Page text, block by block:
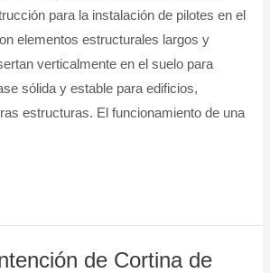
para la instalación de pilotes en el
elementos estructurales largos y
verticalmente en el suelo para
sólida y estable para edificios,
estructuras. El funcionamiento de una
de Cortina de